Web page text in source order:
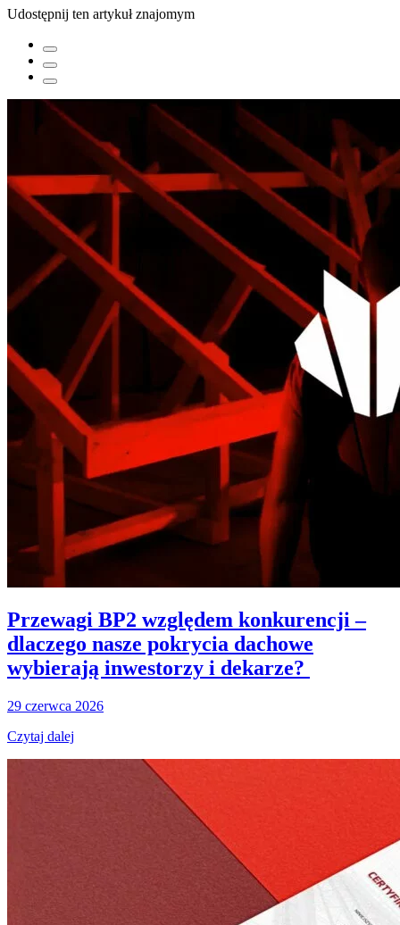
Udostępnij ten artykuł znajomym
Przewagi BP2 względem konkurencji –
dlaczego nasze pokrycia dachowe
wybierają inwestorzy i dekarze?
29 czerwca 2026
Czytaj dalej